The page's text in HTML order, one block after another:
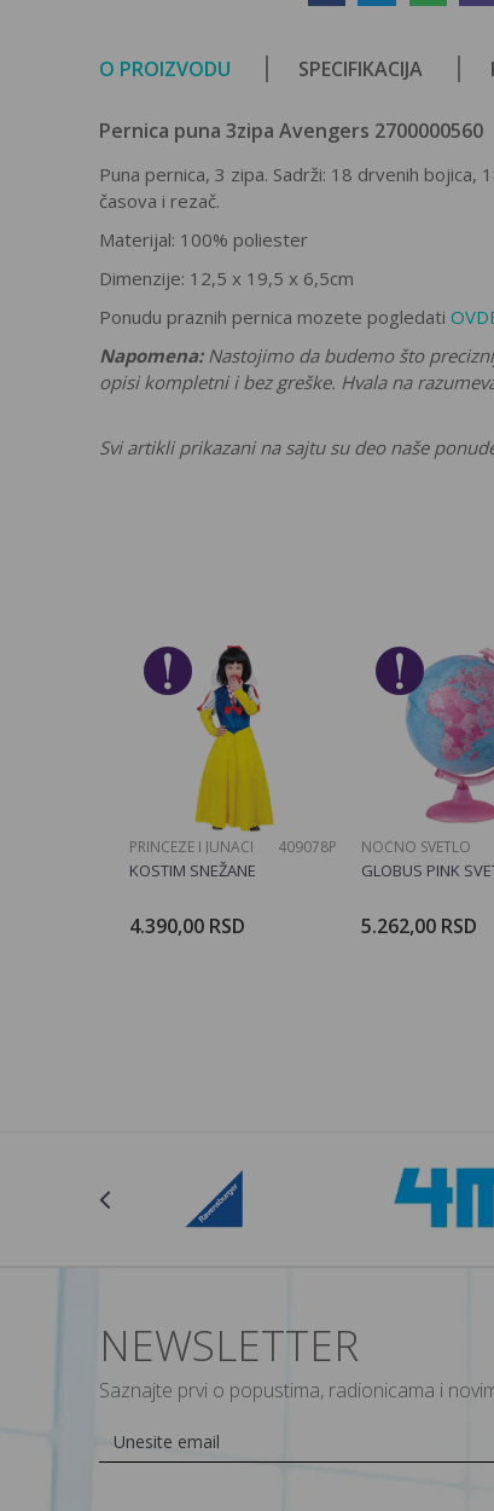
O PROIZVODU SPECIFIKACIJA
Pernica puna 3zipa Avengers 2700000560
Puna pernica, 3 zipa. Sadrži: 18 drvenih bojica,
časova i rezač.
Materijal: 100% poliester
Dimenzije: 12,5 x 19,5 x 6,5cm
Ponudu praznih pernica mozete pogledati
Napomena: Nastojimo da budemo što
opisi kompletni i bez greške. Hvala na
Svi artikli prikazani na sajtu su deo naše
Brend
Poruka
POŠALJI
PRINCEZE I JUNACI 409078P
KOSTIM SNEŽANE
4.390,00 RSD
NOĆNO SVETLO
GLOBUS PINK
5.262,00 RSD
NEWSLETTER
Saznajte prvi o popustima, radionicama i